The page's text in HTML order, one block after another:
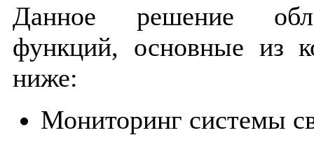
Данное решение
функций, основные из
ниже:
Мониторинг системы